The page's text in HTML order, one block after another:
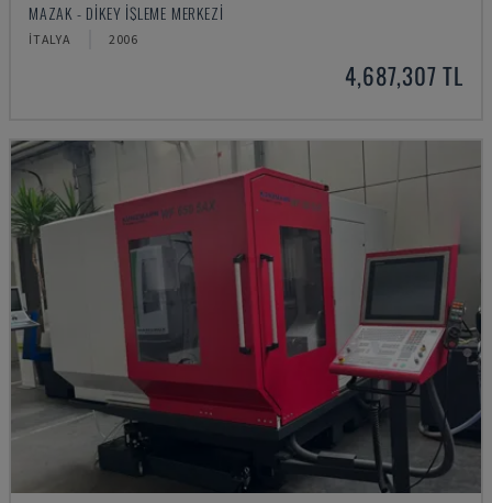
MAZAK - DIKEY İŞLEME MERKEZI
İTALYA 2006
4,687,307 TL